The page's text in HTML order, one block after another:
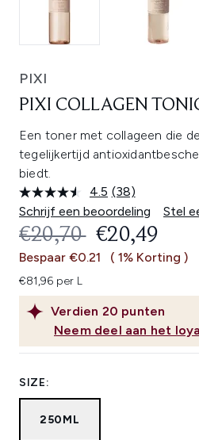
PIXI
PIXI COLLAGEN
Een toner met collageen die
tegelijkertijd
biedt.
4.5 Lees
38
beoordelingen.
Dezelfde
paginalink.
(38)
Schrijf een beoordeling
Stel
Verdien 20 punten
Neem deel aan het
RECOMMENDED
€20,70 HUIDIGE
€20,49
Bespaar €0.21 ( 1% Korting )
€81,96 per L
SIZE:
250ML